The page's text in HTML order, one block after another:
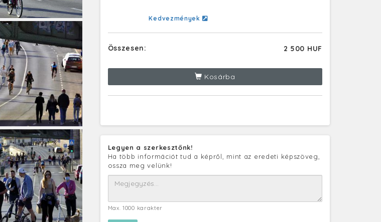
Kedvezmények
Összesen: 2 500 HUF
Kosárba
Legyen a szerkesztőnk!
Ha több információt tud a képről, mint az eredeti képszöveg,
ossza meg velünk!
Max. 1000 karakter